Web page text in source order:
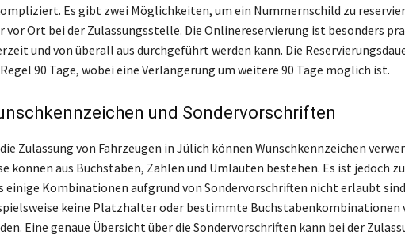
Es gibt zwei Möglichkeiten, um ein Nummernschild zu
vor Ort bei der Zulassungsstelle. Die Onlinereservierung ist besonders
und von überall aus durchgeführt werden kann. Die
90 Tage, wobei eine Verlängerung um weitere 90 Tage möglich ist.
und Sondervorschriften
Zulassung von Fahrzeugen in Jülich können Wunschkennzeichen
können aus Buchstaben, Zahlen und Umlauten bestehen. Es ist jedoch
einige Kombinationen aufgrund von Sondervorschriften nicht erlaubt
keine Platzhalter oder bestimmte Buchstabenkombinationen
Eine genaue Übersicht über die Sondervorschriften kann bei der